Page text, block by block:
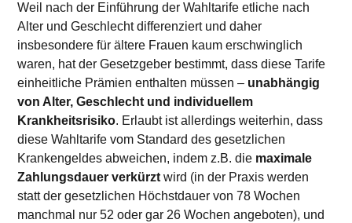
Weil nach der Einführung der Wahltarife etliche nach
Alter und Geschlecht differenziert und daher
insbesondere für ältere Frauen kaum erschwinglich
waren, hat der Gesetzgeber bestimmt, dass diese Tarife
einheitliche Prämien enthalten müssen – unabhängig
von Alter, Geschlecht und individuellem
Krankheitsrisiko. Erlaubt ist allerdings weiterhin, dass
diese Wahltarife vom Standard des gesetzlichen
Krankengeldes abweichen, indem z.B. die maximale
Zahlungsdauer verkürzt wird (in der Praxis werden
statt der gesetzlichen Höchstdauer von 78 Wochen
manchmal nur 52 oder gar 26 Wochen angeboten), und